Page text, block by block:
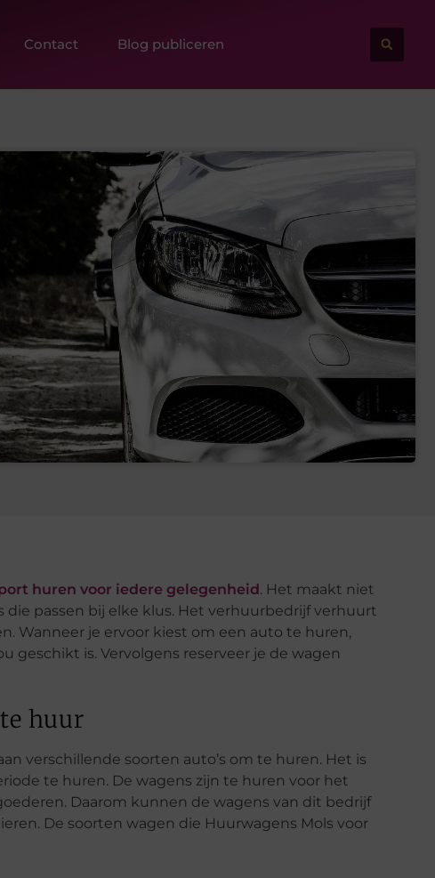
Contact Blog publiceren
huren voor iedere gelegenheid. Het maakt niet
passen bij elke klus. Het verhuurbedrijf verhuurt
Wanneer je ervoor kiest om een auto te huren,
geschikt is. Vervolgens reserveer je de wagen
huur
verschillende soorten auto’s om te huren. Het is
te huren. De wagens zijn te huren voor het
Daarom kunnen de wagens van dit bedrijf
De soorten wagen die Huurwagens Mols voor